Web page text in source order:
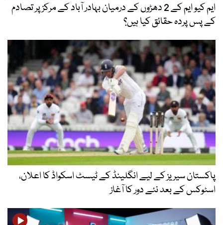
ایم کیو ایم کے 2 دھڑوں کے درمیان بہادر آباد کے مرکز پر تصادم
کے پس پردہ حقائق کیا ہیں؟
پاکستان سیریز کے لیے انگلینڈ کے ٹیسٹ اسکواڈ کا اعلان،
اسٹوکس کے بعد نئے دور کا آغاز